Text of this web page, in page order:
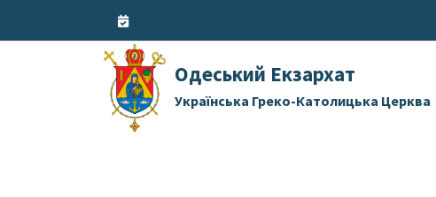
Одеський Екзархат
Українська Греко-Католицька Церква